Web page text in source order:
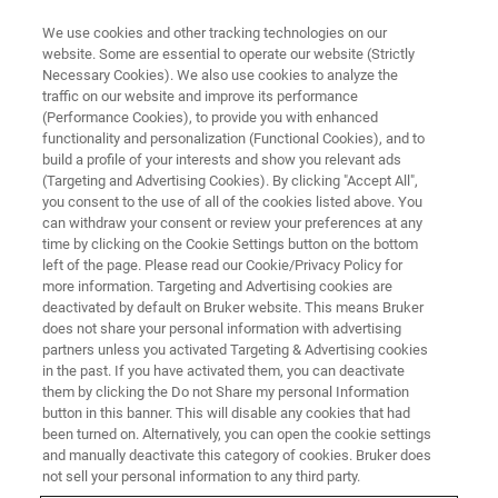
ブルカージャパンオプティクス事業部
ラマン分光計による化学および
医薬品製造工程のモニタリング
オンラインセミナー開催のご案内
2024年12月6日（金）14:00～14:30
We use cookies and other tracking technologies on our
website. Some are essential to operate our website (Strictly
Necessary Cookies). We also use cookies to analyze the
traffic on our website and improve its performance
(Performance Cookies), to provide you with enhanced
functionality and personalization (Functional Cookies), and to
build a profile of your interests and show you relevant ads
(Targeting and Advertising Cookies). By clicking "Accept All",
you consent to the use of all of the cookies listed above. You
can withdraw your consent or review your preferences at any
time by clicking on the Cookie Settings button on the bottom
left of the page. Please read our Cookie/Privacy Policy for
more information. Targeting and Advertising cookies are
deactivated by default on Bruker website. This means Bruker
does not share your personal information with advertising
partners unless you activated Targeting & Advertising cookies
in the past. If you have activated them, you can deactivate
them by clicking the Do not Share my personal Information
button in this banner. This will disable any cookies that had
been turned on. Alternatively, you can open the cookie settings
and manually deactivate this category of cookies. Bruker does
not sell your personal information to any third party.